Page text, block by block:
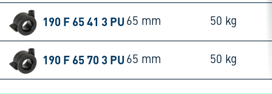
190 F 65 41 3 PU 65 mm 50 kg
190 F 65 70 3 PU 65 mm 50 kg